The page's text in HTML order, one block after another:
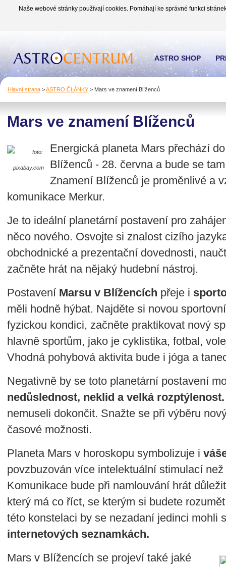
Naše webové stránky používají cookies. Pomáhají ke správné funkci
Hlavní strana >ASTRO ČLÁNKY > Mars ve znamení Blíženců
Mars ve znamení Blíženců
foto:
pixabay.com
Energická planeta Mars přechází
Blíženců - 28. června a bude se
Znamení Blíženců je proměnlivé a
komunikace Merkur.
Je to ideální planetární postavení pro
něco nového. Osvojte si znalost cizího
obchodnické a prezentační dovednosti,
začněte hrát na nějaký hudební nástroj.
Postavení Marsu v Blížencích přeje i
měli hodně hýbat. Najděte si novou
fyzickou kondici, začněte praktikovat nový
hlavně sportům, jako je cyklistika, fotbal,
Vhodná pohybová aktivita bude i jóga a
Negativně by se toto planetární postavení
nedůslednost, neklid a velká
nemuseli dokončit. Snažte se při výběru
časové možnosti.
Planeta Mars v horoskopu symbolizuje i
povzbuzován více intelektuální stimulací
Komunikace bude při namlouvání hrát
který má co říct, se kterým si budete
této konstelaci by se nezadaní jedinci mohli
internetových seznamkách.
Mars v Blížencích se projeví také jaké
ASTRO SHOP